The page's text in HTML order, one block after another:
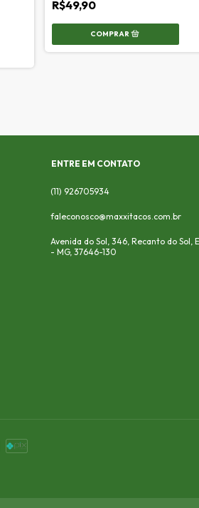
R$49,90
ENTRE EM CONTATO
(11) 926705934
faleconosco@maxxitacos.com.br
Avenida do Sol, 346, Recanto do Sol,
- MG, 37646-130